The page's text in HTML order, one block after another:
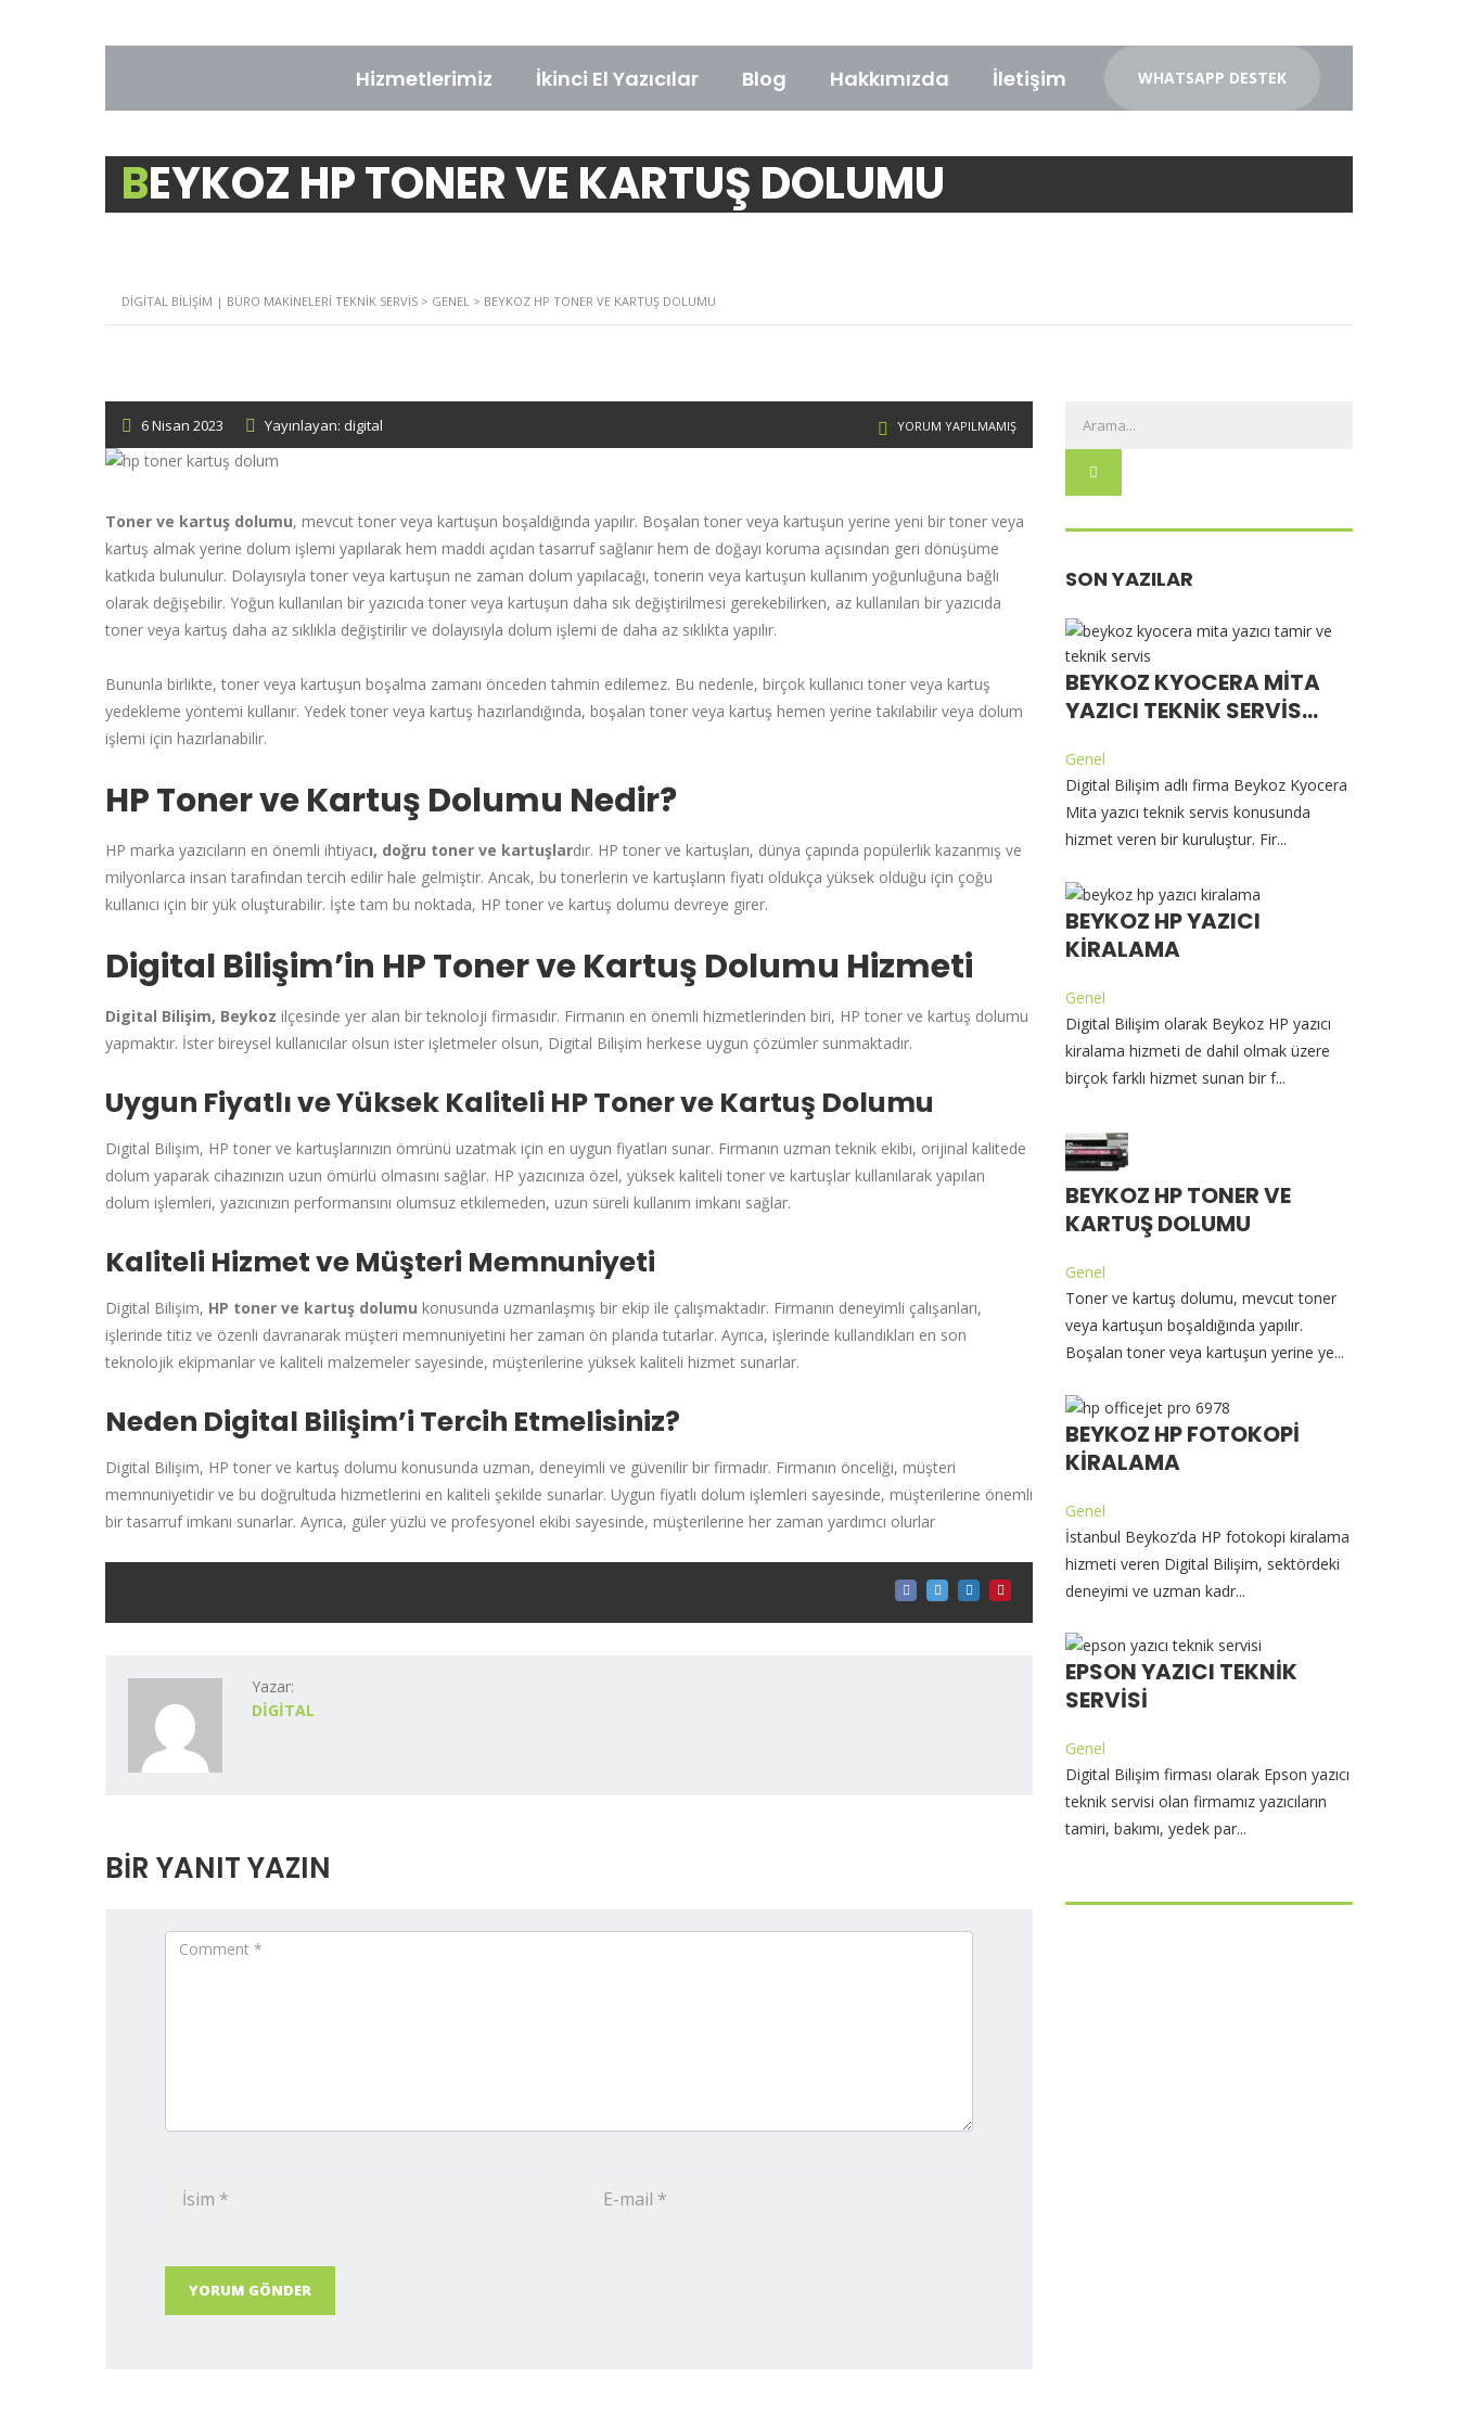
Hizmetlerimiz İkinci El Yazıcılar Blog Hakkımızda İletişim WHATSAPP DESTEK
BEYKOZ HP TONER VE KARTUŞ DOLUMU
DIGITAL BILIŞIM | BÜRO MAKINELERI TEKNIK SERVIS > GENEL > BEYKOZ HP TONER VE KARTUŞ DOLUMU
6 Nisan 2023 Yayınlayan: digital YORUM YAPILMAMIŞ
Toner ve kartuş dolumu, mevcut toner veya kartuşun boşaldığında yapılır. Boşalan toner veya kartuşun yerine yeni bir toner veya
kartuş almak yerine dolum işlemi yapılarak hem maddi açıdan tasarruf sağlanır hem de doğayı koruma açısından geri dönüşüme
katkıda bulunulur. Dolayısıyla toner veya kartuşun ne zaman dolum yapılacağı, tonerin veya kartuşun kullanım yoğunluğuna bağlı
olarak değişebilir. Yoğun kullanılan bir yazıcıda toner veya kartuşun daha sık değiştirilmesi gerekebilirken, az kullanılan bir yazıcıda
toner veya kartuş daha az sıklıkla değiştirilir ve dolayısıyla dolum işlemi de daha az sıklıkta yapılır.
Bununla birlikte, toner veya kartuşun boşalma zamanı önceden tahmin edilemez. Bu nedenle, birçok kullanıcı toner veya kartuş
yedekleme yöntemi kullanır. Yedek toner veya kartuş hazırlandığında, boşalan toner veya kartuş hemen yerine takılabilir veya dolum
işlemi için hazırlanabilir.
HP Toner ve Kartuş Dolumu Nedir?
HP marka yazıcıların en önemli ihtiyacı, doğru toner ve kartuşlardır. HP toner ve kartuşları, dünya çapında popülerlik kazanmış ve
milyonlarca insan tarafından tercih edilir hale gelmiştir. Ancak, bu tonerlerin ve kartuşların fiyatı oldukça yüksek olduğu için çoğu
kullanıcı için bir yük oluşturabilir. İşte tam bu noktada, HP toner ve kartuş dolumu devreye girer.
Digital Bilişim’in HP Toner ve Kartuş Dolumu Hizmeti
Digital Bilişim, Beykoz ilçesinde yer alan bir teknoloji firmasıdır. Firmanın en önemli hizmetlerinden biri, HP toner ve kartuş dolumu
yapmaktır. İster bireysel kullanıcılar olsun ister işletmeler olsun, Digital Bilişim herkese uygun çözümler sunmaktadır.
Uygun Fiyatlı ve Yüksek Kaliteli HP Toner ve Kartuş Dolumu
Digital Bilişim, HP toner ve kartuşlarınızın ömrünü uzatmak için en uygun fiyatları sunar. Firmanın uzman teknik ekibi, orijinal kalitede
dolum yaparak cihazınızın uzun ömürlü olmasını sağlar. HP yazıcınıza özel, yüksek kaliteli toner ve kartuşlar kullanılarak yapılan
dolum işlemleri, yazıcınızın performansını olumsuz etkilemeden, uzun süreli kullanım imkanı sağlar.
Kaliteli Hizmet ve Müşteri Memnuniyeti
Digital Bilişim, HP toner ve kartuş dolumu konusunda uzmanlaşmış bir ekip ile çalışmaktadır. Firmanın deneyimli çalışanları,
işlerinde titiz ve özenli davranarak müşteri memnuniyetini her zaman ön planda tutarlar. Ayrıca, işlerinde kullandıkları en son
teknolojik ekipmanlar ve kaliteli malzemeler sayesinde, müşterilerine yüksek kaliteli hizmet sunarlar.
Neden Digital Bilişim’i Tercih Etmelisiniz?
Digital Bilişim, HP toner ve kartuş dolumu konusunda uzman, deneyimli ve güvenilir bir firmadır. Firmanın önceliği, müşteri
memnuniyetidir ve bu doğrultuda hizmetlerini en kaliteli şekilde sunarlar. Uygun fiyatlı dolum işlemleri sayesinde, müşterilerine önemli
bir tasarruf imkanı sunarlar. Ayrıca, güler yüzlü ve profesyonel ekibi sayesinde, müşterilerine her zaman yardımcı olurlar
Yazar:
DIGITAL
BIR YANIT YAZIN
YORUM GÖNDER
SON YAZILAR
BEYKOZ KYOCERA MITA
YAZICI TEKNIK SERVIS...
Genel
Digital Bilişim adlı firma Beykoz Kyocera
Mita yazıcı teknik servis konusunda
hizmet veren bir kuruluştur. Fir...
BEYKOZ HP YAZICI
KIRALAMA
Genel
Digital Bilişim olarak Beykoz HP yazıcı
kiralama hizmeti de dahil olmak üzere
birçok farklı hizmet sunan bir f...
BEYKOZ HP TONER VE
KARTUŞ DOLUMU
Genel
Toner ve kartuş dolumu, mevcut toner
veya kartuşun boşaldığında yapılır.
Boşalan toner veya kartuşun yerine ye...
BEYKOZ HP FOTOKOPI
KIRALAMA
Genel
İstanbul Beykoz’da HP fotokopi kiralama
hizmeti veren Digital Bilişim, sektördeki
deneyimi ve uzman kadr...
EPSON YAZICI TEKNIK
SERVISI
Genel
Digital Bilişim firması olarak Epson yazıcı
teknik servisi olan firmamız yazıcıların
tamiri, bakımı, yedek par...